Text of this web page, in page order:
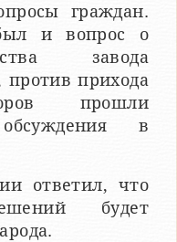
граждан.
и вопрос о
завода
прихода
прошли
в
ответил, что
будет